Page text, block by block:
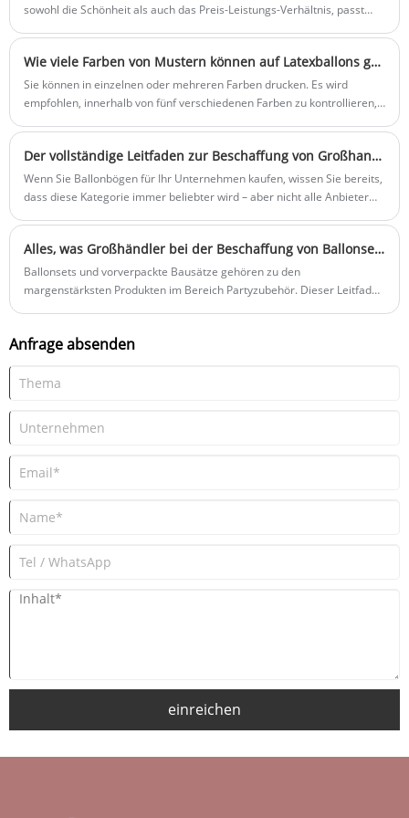
Weise den visuellen Höhepunkt
einnehmen.
sowohl die Schönheit als auch das Preis-Leistungs-Verhältnis, passt
Wie viele Farben von Mustern können auf Latexballons gedruckt werden?
Sie können in einzelnen oder mehreren Farben drucken. Es wird
empfohlen, innerhalb von fünf verschiedenen Farben zu kontrollieren,
Der vollständige Leitfaden zur Beschaffung von Großhandels-Ballonbogen-Sets für Geschäftskunden
Wenn Sie Ballonbögen für Ihr Unternehmen kaufen, wissen Sie bereits,
dass diese Kategorie immer beliebter wird – aber nicht alle Anbieter
Thema), was eigentlich in ein professionelles Set gehört und die fünf
Dinge, die jeder Käufer überprüfen muss, bevor er eine Großbestellung
aufgibt: Latexqualität, Anpassungsoptionen, MOQ-Flexibilität,
unterscheiden können, was Sie bei kundenspezifischem Druck fragen
Mietgewinnspanne auswirken.
Alles, was Großhändler bei der Beschaffung von Ballonsets wissen müssen
Ballonsets und vorverpackte Bausätze gehören zu den
margenstärksten Produkten im Bereich Partyzubehör. Dieser Leitfaden
Gewinn schmälern. Direkt ab Werk erhältliche Tipps für die
Anfrage absenden
einreichen